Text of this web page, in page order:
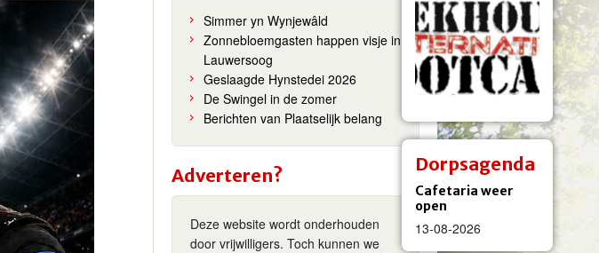
Dorpsagenda
Cafetaria weer
open
13-08-2026
Simmer yn Wynjewâld
Zonnebloemgasten happen visje in
Lauwersoog
Geslaagde Hynstedei 2026
De Swingel in de zomer
Berichten van Plaatselijk belang
Adverteren?
Deze website wordt onderhouden
door vrijwilligers. Toch kunnen we